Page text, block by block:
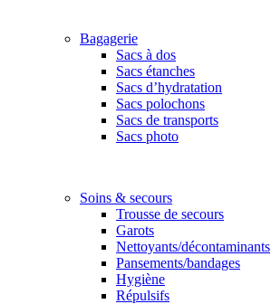
Bagagerie
Sacs à dos
Sacs étanches
Sacs d’hydratation
Sacs polochons
Sacs de transports
Sacs photo
Soins & secours
Trousse de secours
Garots
Nettoyants/décontaminants
Pansements/bandages
Hygiène
Répulsifs